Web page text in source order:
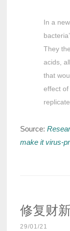
In a
They
acids,
that
effect
Source:
make it virus-
修复财
29/01/21